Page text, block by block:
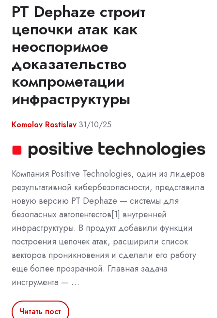
PT Dephaze строит
цепочки атак как
неоспоримое
доказательство
компрометации
инфраструктуры
Komolov Rostislav 31/10/25
Компания Positive Technologies, один из лидеров
результативной кибербезопасности, представила
новую версию PT Dephaze — системы для
безопасных автопентестов[1] внутренней
инфраструктуры. В продукт добавили функции
построения цепочек атак, расширили список
векторов проникновения и сделали его работу
еще более прозрачной. Главная задача
инструмента — …
Читать пост